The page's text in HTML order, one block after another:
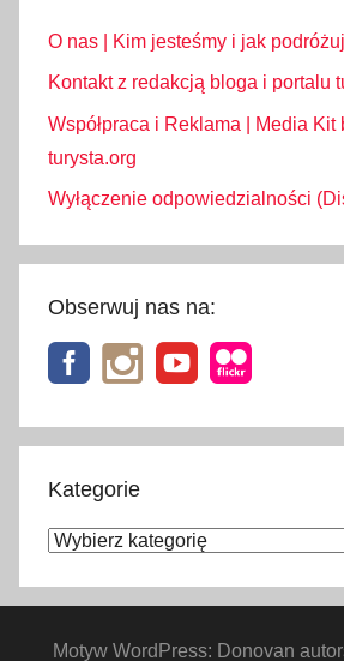
O nas | Kim jesteśmy i jak
Kontakt z redakcją bloga i portalu
Współpraca i Reklama | Media Kit
turysta.org
Wyłączenie odpowiedzialności
Obserwuj nas na:
Kategorie
Kategorie
Motyw WordPress: Donovan